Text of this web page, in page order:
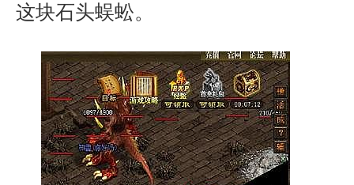
这块石头蜈蚣。